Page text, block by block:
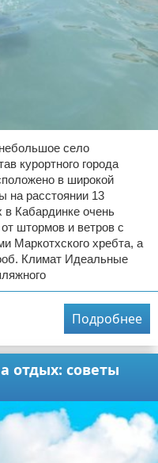
село
курортного города
в широкой
на расстоянии 13
Кабардинке очень
штормов и ветров с
Маркотхского хребта, а
Климат Идеальные
Подробнее
отдых: советы